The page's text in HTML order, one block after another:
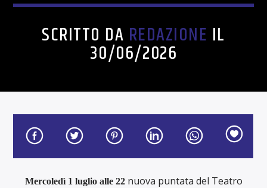
SCRITTO DA REDAZIONE IL
30/06/2026
Mercoledì 1 luglio alle 22nuova puntata del Teatro